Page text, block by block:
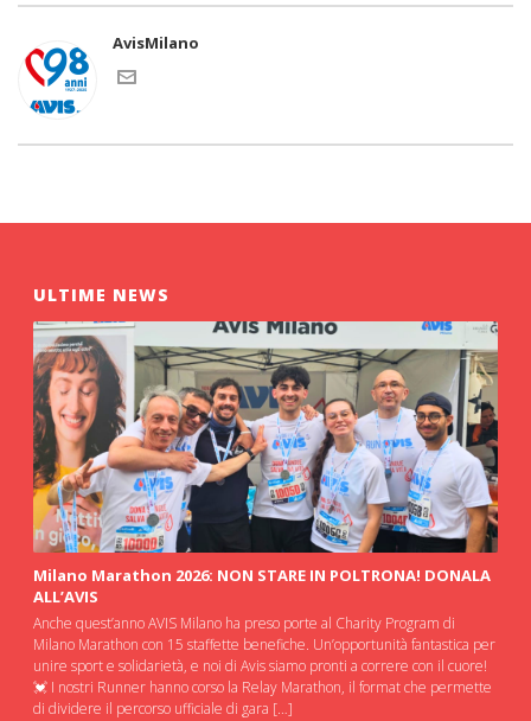
AvisMilano
ULTIME NEWS
Milano Marathon 2026: NON STARE IN POLTRONA! DONALA
ALL’AVIS
Anche quest’anno AVIS Milano ha preso porte al Charity Program di
Milano Marathon con 15 staffette benefiche. Un’opportunità fantastica per
unire sport e solidarietà, e noi di Avis siamo pronti a correre con il cuore!
💓 I nostri Runner hanno corso la Relay Marathon, il format che permette
di dividere il percorso ufficiale di gara […]